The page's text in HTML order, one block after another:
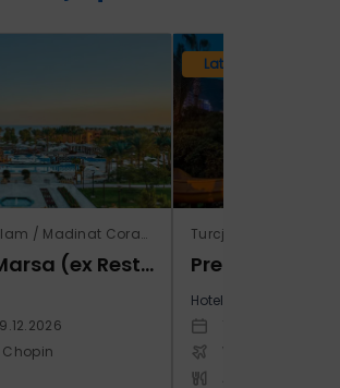
Egipt / Marsa El Alam / Madinat Coraya
Jaz Grand Marsa (ex Resta Grand Resort)
Lato 2026
Turcja / Riwiera
Prestige
Hotel:
Warszawa -